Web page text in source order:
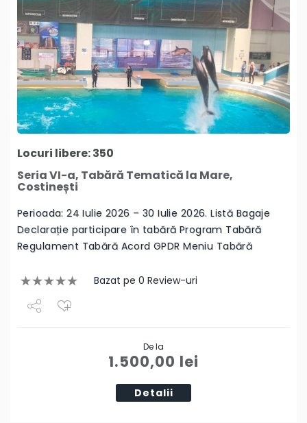
Locuri libere: 350
Seria VI-a, Tabără Tematică la Mare,
Costinești
Perioada: 24 Iulie 2026 – 30 Iulie 2026. Listă Bagaje
Declarație participare în tabără Program Tabără
Regulament Tabără Acord GPDR Meniu Tabără
Bazat pe 0 Review-uri
De la
1.500,00 lei
Detalii